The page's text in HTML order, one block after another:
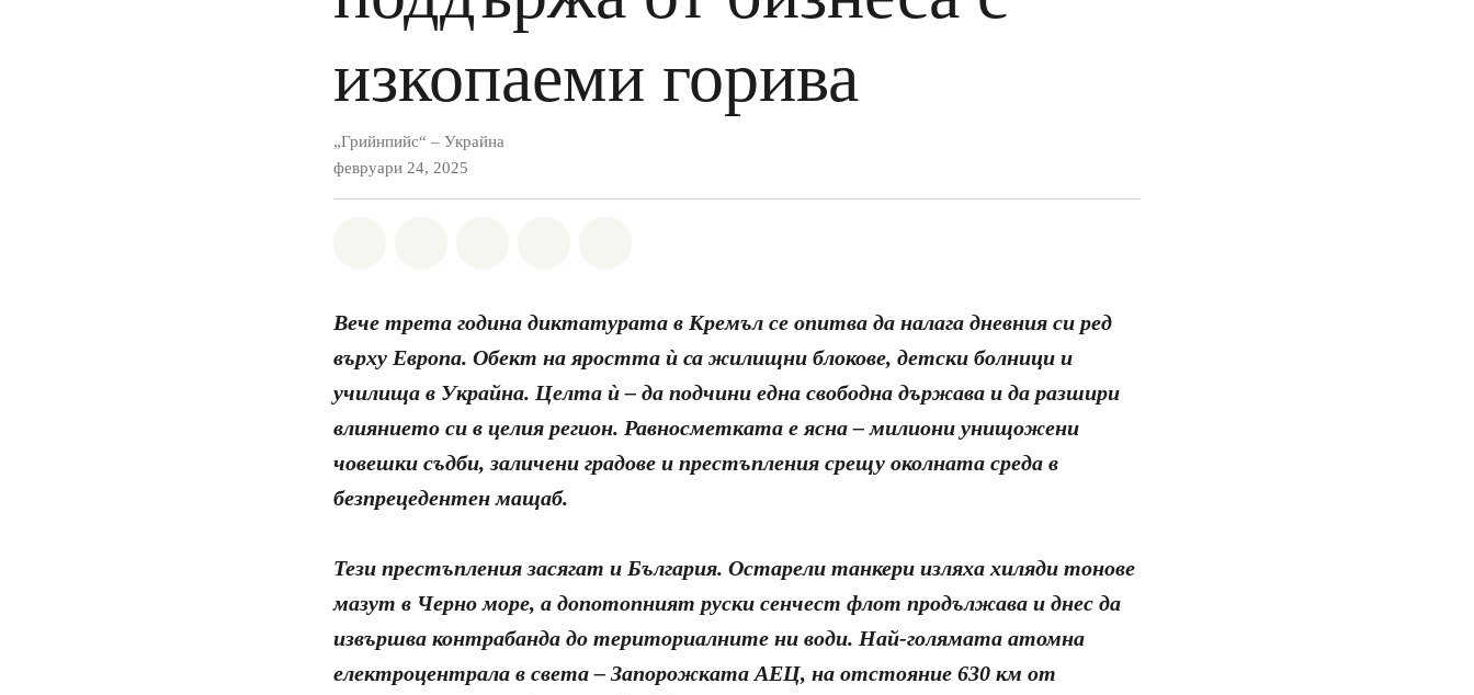
изкопаеми горива
„Грийнпийс“ – Украйна
февруари 24, 2025
Вече трета година диктатурата в Кремъл се опитва да налага дневния си ред
върху Европа. Обект на яростта ѝ са жилищни блокове, детски болници и
училища в Украйна. Целта ѝ – да подчини една свободна държава и да разшири
влиянието си в целия регион. Равносметката е ясна – милиони унищожени
човешки съдби, заличени градове и престъпления срещу околната среда в
безпрецедентен мащаб.
Тези престъпления засягат и България. Остарели танкери изляха хиляди тонове
мазут в Черно море, а допотопният руски сенчест флот продължава и днес да
извършва контрабанда до териториалните ни води. Най-голямата атомна
електроцентрала в света – Запорожката АЕЦ, на отстояние 630 км от